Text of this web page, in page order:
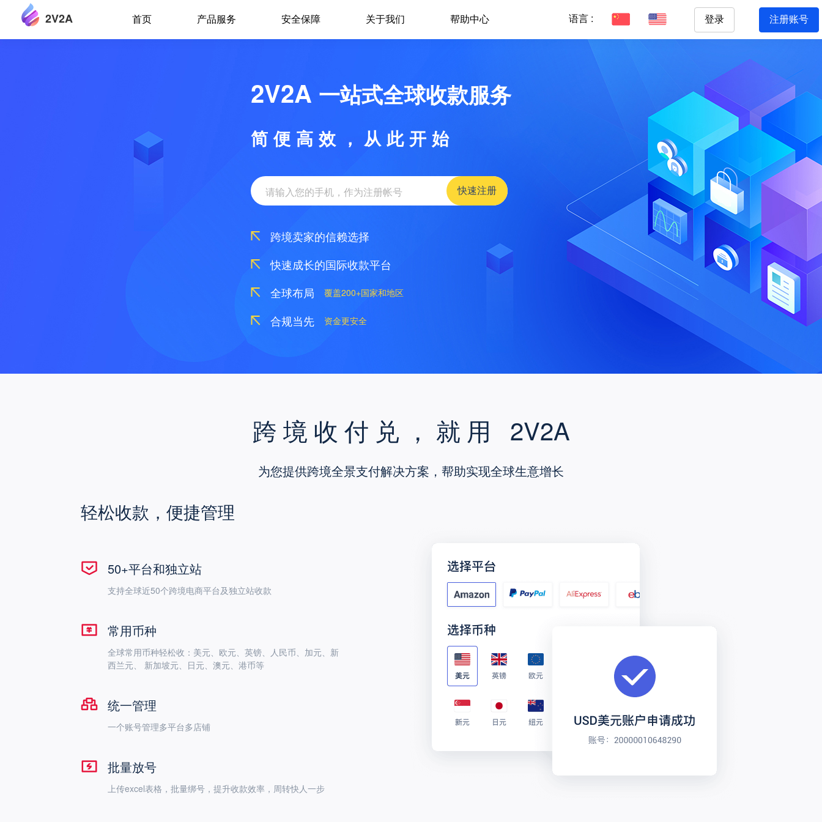
2V2A 首页 产品服务 安全保障 关于我们 帮助中心 语言 : 登录 注册账号
2V2A 一站式全球收款服务
简便高效，从此开始
快速注册
跨境卖家的信赖选择
快速成长的国际收款平台
全球布局
覆盖200+国家和地区
合规当先 资金更安全
跨境收付兑，就用 2V2A
为您提供跨境全景支付解决方案，帮助实现全球生意增长
轻松收款，便捷管理
50+平台和独立站
常用币种
全球常用币种轻松收：美元、欧元、英镑、人民币、加元、新
统一管理
批量放号
上传excel表格，批量绑号，提升收款效率，周转快人一步